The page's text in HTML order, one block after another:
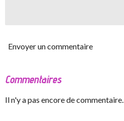
Envoyer un commentaire
Commentaires
Il n'y a pas encore de commentaire.